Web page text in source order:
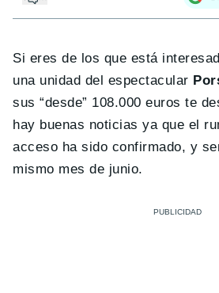
Si eres de los que está
una unidad del espectacular
sus “desde” 108.000 euros te
hay buenas noticias ya que el
acceso ha sido confirmado, y
mismo mes de junio.